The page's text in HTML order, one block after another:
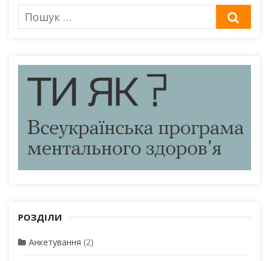
Пошук
РОЗДІЛИ
Анкетування (2)